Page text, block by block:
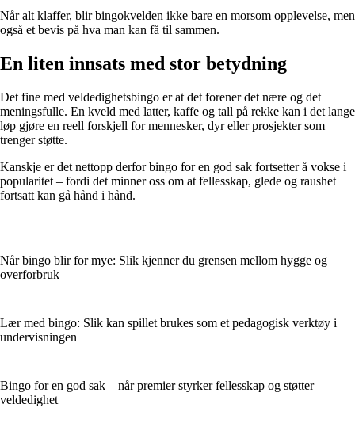
Når alt klaffer, blir bingokvelden ikke bare en morsom opplevelse, men
også et bevis på hva man kan få til sammen.
En liten innsats med stor betydning
Det fine med veldedighetsbingo er at det forener det nære og det
meningsfulle. En kveld med latter, kaffe og tall på rekke kan i det lange
løp gjøre en reell forskjell for mennesker, dyr eller prosjekter som
trenger støtte.
Kanskje er det nettopp derfor bingo for en god sak fortsetter å vokse i
popularitet – fordi det minner oss om at fellesskap, glede og raushet
fortsatt kan gå hånd i hånd.
Når bingo blir for mye: Slik kjenner du grensen mellom hygge og
overforbruk
Lær med bingo: Slik kan spillet brukes som et pedagogisk verktøy i
undervisningen
Bingo for en god sak – når premier styrker fellesskap og støtter
veldedighet